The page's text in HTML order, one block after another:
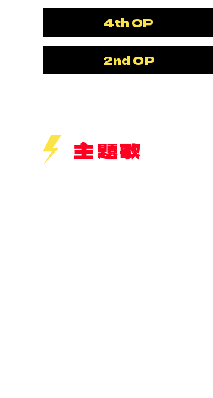
4th OP
2nd OP
主題歌